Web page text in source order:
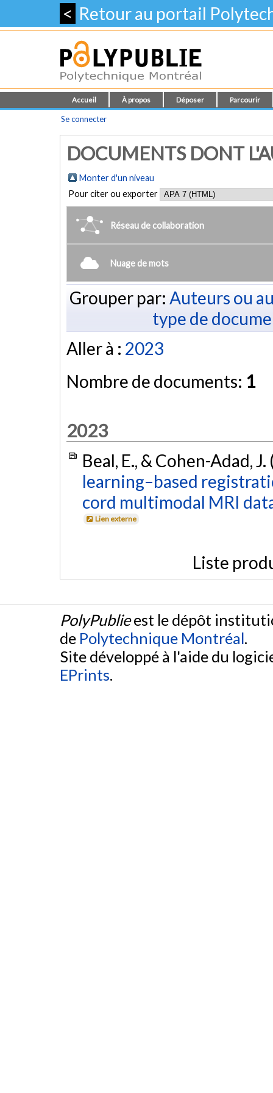
< Retour au portail
Accueil À propos Déposer Parcourir
Se connecter
DOCUMENTS DONT
Monter d'un niveau
Pour citer ou exporter
Réseau de collaboration
Nuage de mots
Grouper par: Auteurs ou
type de
Aller à : 2023
Nombre de documents: 1
2023
Beal, E., & Cohen-Adad,
learning–based
cord multimodal MRI
Lien externe
Liste
PolyPublieest le dépôt
de Polytechnique Montréal.
Site développé à l'aide du
EPrints.